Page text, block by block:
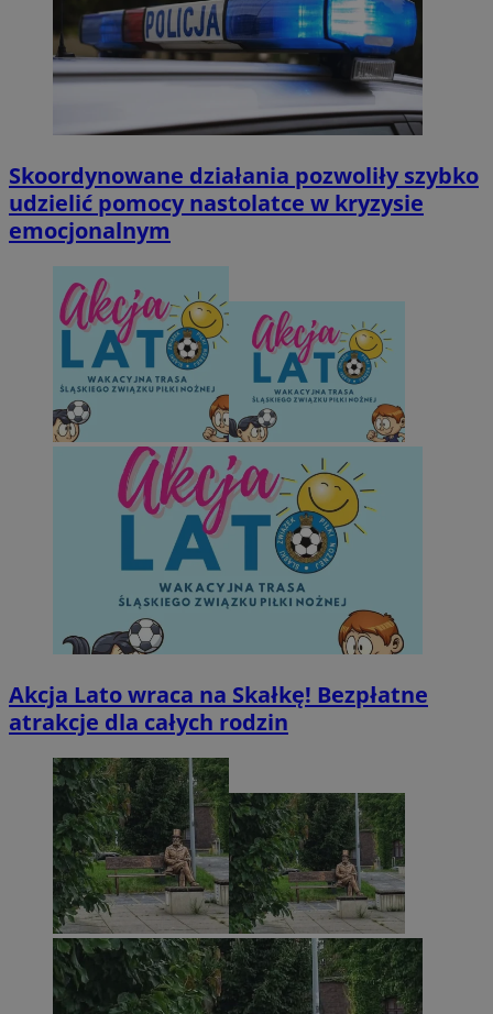
Skoordynowane działania pozwoliły szybko
udzielić pomocy nastolatce w kryzysie
emocjonalnym
Akcja Lato wraca na Skałkę! Bezpłatne
atrakcje dla całych rodzin